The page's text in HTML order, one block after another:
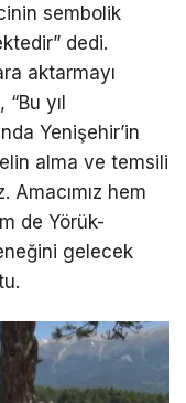
sembolik
dedi.
aktarmayı
yıl
Yenişehir’in
alma ve temsili
hem
de Yörük-
gelecek